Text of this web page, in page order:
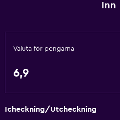
Utsikt över trädgård
Inn
Valuta för pengarna
6,9
Icheckning/Utcheckning